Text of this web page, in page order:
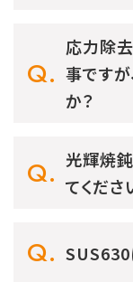
応力除
事ですが
か？
光輝焼
てくださ
SUS630